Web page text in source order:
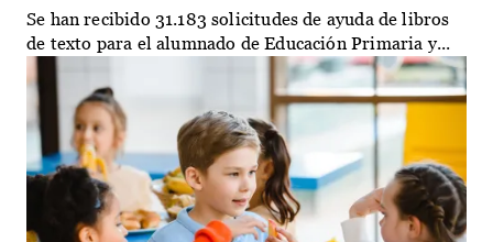
Se han recibido 31.183 solicitudes de ayuda de libros
de texto para el alumnado de Educación Primaria y...